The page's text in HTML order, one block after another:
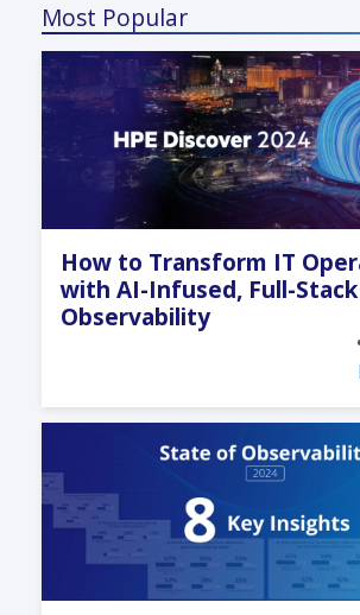
Most Popular
How to Transform IT
with AI-Infused, Full-Stack
Observability